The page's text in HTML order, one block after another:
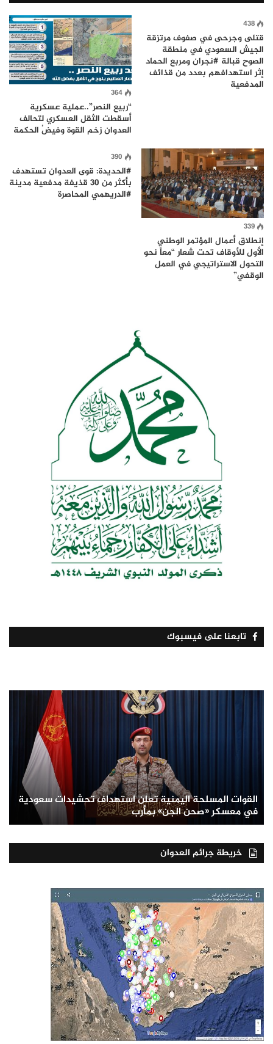
438
قتلى وجرحى في صفوف مرتزقة
الجيش السعودي في منطقة
الصوح قبالة #نجران ومربع الحماد
إثر استهدافهم بعدد من قذائف
المدفعية
364
“ربيع النصر”..عملية عسكرية
أسقطت الثقل العسكري لتحالف
العدوان زخم القوة وفيضُ الحكمة
339
إنطلاق أعمال المؤتمر الوطني
الأول للأوقاف تحت شعار “معاً نحو
التحول الاستراتيجي في العمل
الوقفي”
390
#الحديدة: قوى العدوان تستهدف
بأكثر من 30 قذيفة مدفعية مدينة
#الدريهمي المحاصرة
تابعنا على فيسبوك
القوات المسلحة اليمنية تعلن استهداف تحشيدات سعودية
في معسكر «صحن الجن» بمأرب
خريطة جرائم العدوان